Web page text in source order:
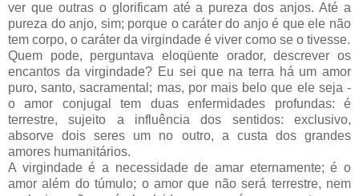
ver que outras o glorificam até a pureza dos anjos. Até a
pureza do anjo, sim; porque o caráter do anjo é que ele não
tem corpo, o caráter da virgindade é viver como se o tivesse.
Quem pode, perguntava eloqüente orador, descrever os
encantos da virgindade? Eu sei que na terra há um amor
puro, santo, sacramental; mas, por mais belo que ele seja -
o amor conjugal tem duas enfermidades profundas: é
terrestre, sujeito a influência dos sentidos: exclusivo,
absorve dois seres um no outro, a custa dos grandes
amores humanitários.
A virgindade é a necessidade de amar eternamente; é o
amor além do túmulo; o amor que não será terrestre, nem